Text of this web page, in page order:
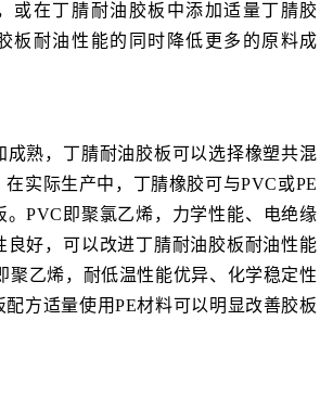
或在丁腈耐油胶板中添加适量丁腈胶
板耐油性能的同时降低更多的原料成
成熟，丁腈耐油胶板可以选择橡塑共混
实际生产中，丁腈橡胶可与PVC或PE
。PVC即聚氯乙烯，力学性能、电绝缘
良好，可以改进丁腈耐油胶板耐油性能
聚乙烯，耐低温性能优异、化学稳定性
方适量使用PE材料可以明显改善胶板